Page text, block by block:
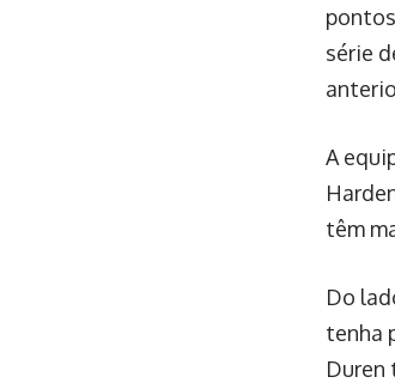
série
A
têm
Do
tenha
Duren